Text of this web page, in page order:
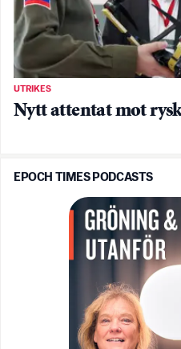
UTRIKES
Nytt attentat mot
EPOCH TIMES PODCASTS